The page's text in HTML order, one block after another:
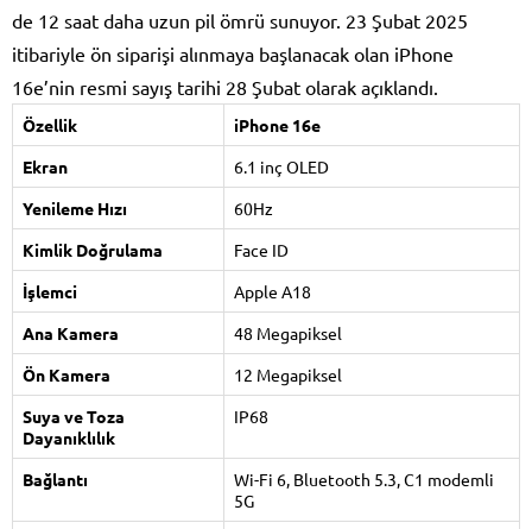
de 12 saat daha uzun pil ömrü sunuyor. 23 Şubat 2025
itibariyle ön siparişi alınmaya başlanacak olan iPhone
16e’nin resmi sayış tarihi 28 Şubat olarak açıklandı.
Özellik
iPhone 16e
Ekran
6.1 inç OLED
Yenileme Hızı
60Hz
Kimlik Doğrulama
Face ID
İşlemci
Apple A18
Ana Kamera
48 Megapiksel
Ön Kamera
12 Megapiksel
Suya ve Toza
Dayanıklılık
IP68
Bağlantı
Wi-Fi 6, Bluetooth 5.3, C1 modemli
5G